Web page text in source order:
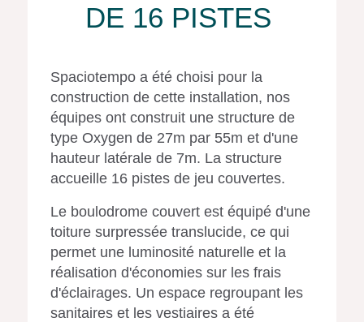
DE 16 PISTES
Spaciotempo a été choisi pour la
construction de cette installation, nos
équipes ont construit une structure de
type Oxygen de 27m par 55m et d'une
hauteur latérale de 7m. La structure
accueille 16 pistes de jeu couvertes.
Le boulodrome couvert est équipé d'une
toiture surpressée translucide, ce qui
permet une luminosité naturelle et la
réalisation d'économies sur les frais
d'éclairages. Un espace regroupant les
sanitaires et les vestiaires a été